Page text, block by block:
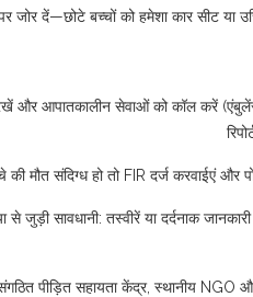
जोर दें—छोटे बच्चों को हमेशा कार सीट या
और आपातकालीन सेवाओं को कॉल करें
की मौत संदिग्ध हो तो FIR दर्ज करवाईएं और
से जुड़ी सावधानी: तस्वीरें या दर्दनाक
पीड़ित सहायता केंद्र, स्थानीय